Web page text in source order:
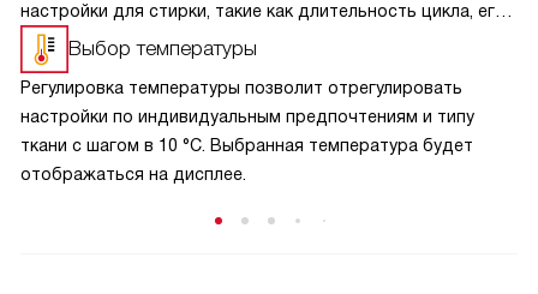
настройки для стирки, такие как длительность цикла, его
интенсивность, а также расход воды и электроэнергии.
Эта опция позволяет не только экономить
на энергоресурсах, но и предотвращать перегрузки
в барабане, а также дисбаланс во время отжима.
Выбор температуры
Регулировка температуры позволит отрегулировать
настройки по индивидуальным предпочтениям и типу
ткани с шагом в 10 °C. Выбранная температура будет
отображаться на дисплее.